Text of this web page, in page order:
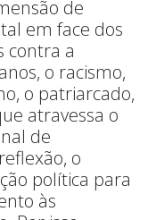
de
em face dos
contra a
o racismo,
o patriarcado,
atravessa o
de
o
política para
às